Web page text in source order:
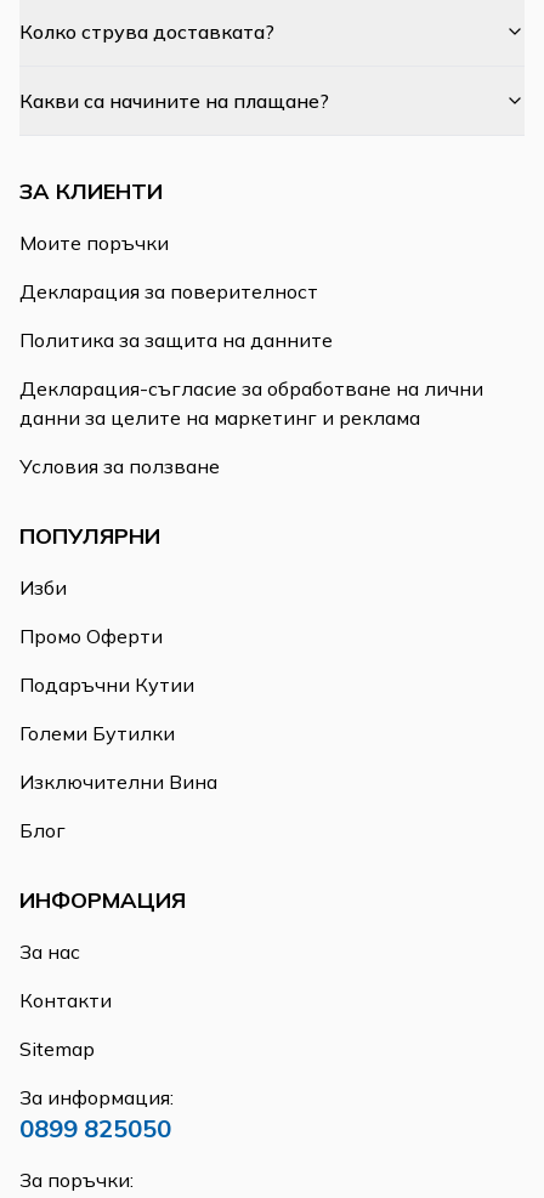
Колко струва доставката?
Какви са начините на плащане?
ЗА КЛИЕНТИ
Моите поръчки
Декларация за поверителност
Политика за защита на данните
Декларация-съгласие за обработване на лични
данни за целите на маркетинг и реклама
Условия за ползване
ПОПУЛЯРНИ
Изби
Промо Оферти
Подаръчни Кутии
Големи Бутилки
Изключителни Вина
Блог
ИНФОРМАЦИЯ
За нас
Контакти
Sitemap
За информация:
0899 825050
За поръчки: